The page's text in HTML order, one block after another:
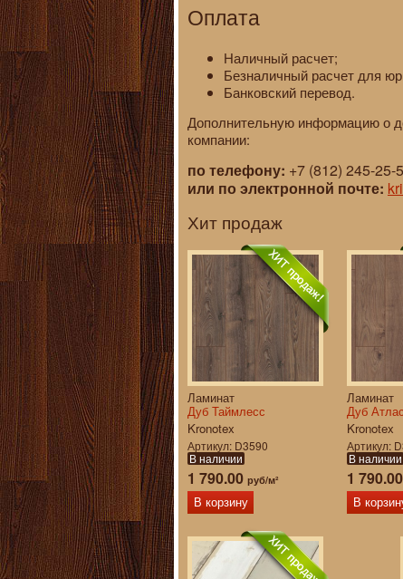
Оплата
Наличный расчет;
Безналичный расчет для
Банковский перевод.
Дополнительную информацию о
компании:
по телефону: +7 (812) 245-25-
или по электронной почте:
Хит продаж
Ламинат
Дуб Таймлесс
Kronotex
Артикул D3590
В наличии
1 790.00 руб/м²
В корзину
Ламинат
Дуб
Kronotex
Артикул
В наличии
1
В